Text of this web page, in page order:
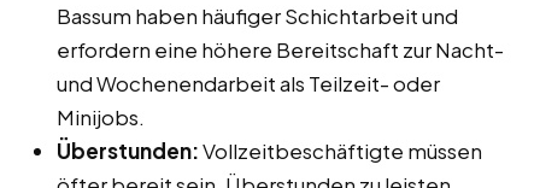
Bassum haben häufiger Schichtarbeit und
erfordern eine höhere Bereitschaft zur Nacht-
und Wochenendarbeit als Teilzeit- oder
Minijobs.
Überstunden:Vollzeitbeschäftigte müssen